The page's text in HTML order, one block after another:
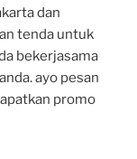
dan
tenda untuk
bekerjasama
ayo pesan
promo